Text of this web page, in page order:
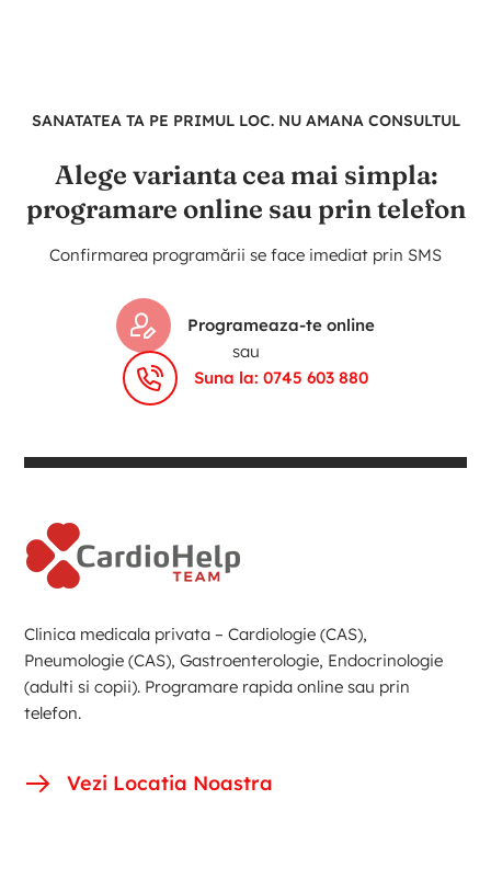
SANATATEA TA PE PRIMUL LOC. NU AMANA CONSULTUL
Alege varianta cea mai simpla:
programare online sau prin telefon
Confirmarea programării se face imediat prin SMS
Programeaza-te online
sau
Suna la: 0745 603 880
Clinica medicala privata – Cardiologie (CAS),
Pneumologie (CAS), Gastroenterologie, Endocrinologie
(adulti si copii). Programare rapida online sau prin
telefon.
Vezi Locatia Noastra